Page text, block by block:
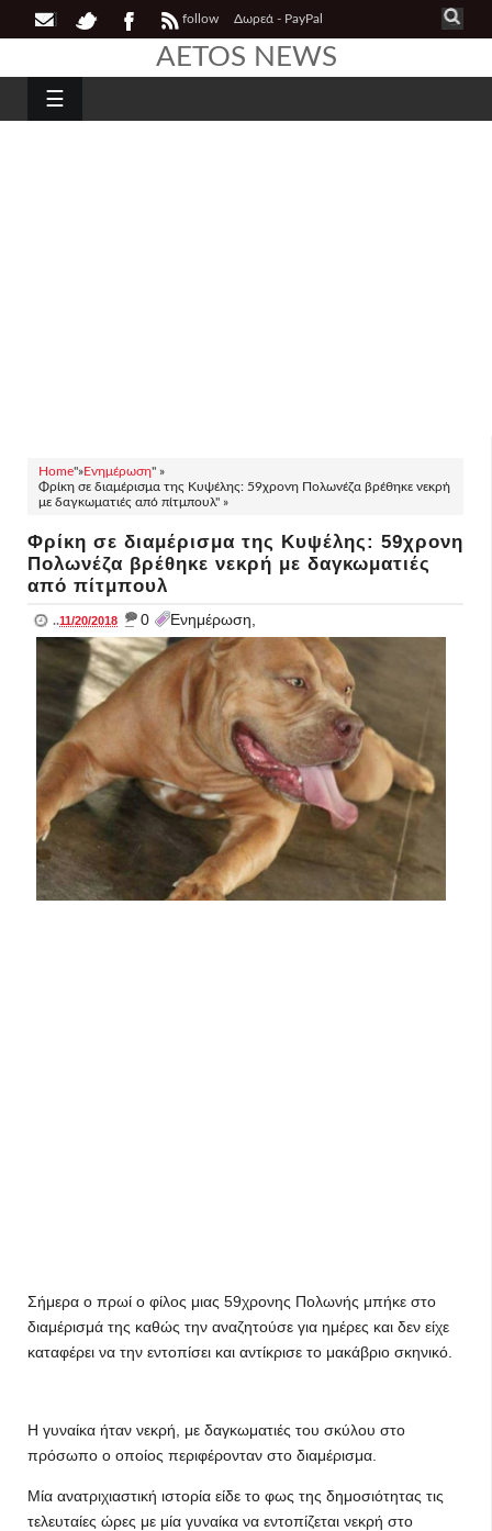
follow Δωρεά - PayPal
AETOS NEWS
☰
Home"»Ενημέρωση" »
Φρίκη σε διαμέρισμα της Κυψέλης: 59χρονη Πολωνέζα βρέθηκε νεκρή
με δαγκωματιές από πίτμπουλ" »
Φρίκη σε διαμέρισμα της Κυψέλης: 59χρονη
Πολωνέζα βρέθηκε νεκρή με δαγκωματιές
από πίτμπουλ
..11/20/2018 _ 0 Ενημέρωση,
Σήμερα ο πρωί ο φίλος μιας 59χρονης Πολωνής μπήκε στο
διαμέρισμά της καθώς την αναζητούσε για ημέρες και δεν είχε
καταφέρει να την εντοπίσει και αντίκρισε το μακάβριο σκηνικό.
Η γυναίκα ήταν νεκρή, με δαγκωματιές του σκύλου στο
πρόσωπο ο οποίος περιφέρονταν στο διαμέρισμα.
Μία ανατριχιαστική ιστορία είδε το φως της δημοσιότητας τις
τελευταίες ώρες με μία γυναίκα να εντοπίζεται νεκρή στο